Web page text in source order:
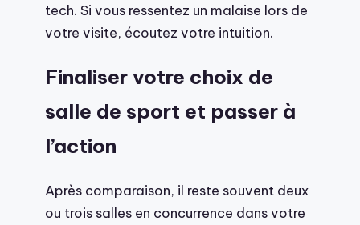
tech. Si vous ressentez un malaise lors de
votre visite, écoutez votre intuition.
Finaliser votre choix de
salle de sport et passer à
l’action
Après comparaison, il reste souvent deux
ou trois salles en concurrence dans votre